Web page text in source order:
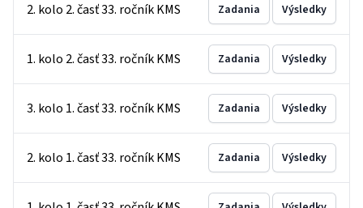
2. kolo 2. časť 33. ročník KMS Zadania Výsledky
1. kolo 2. časť 33. ročník KMS Zadania Výsledky
3. kolo 1. časť 33. ročník KMS Zadania Výsledky
2. kolo 1. časť 33. ročník KMS Zadania Výsledky